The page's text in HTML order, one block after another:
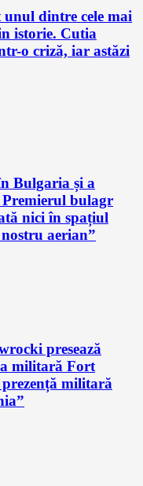
unul dintre cele mai
istorie. Cutia
o criză, iar astăzi
Bulgaria și a
bulagr
nici în spațiul
aerian”
presează
militară Fort
militară